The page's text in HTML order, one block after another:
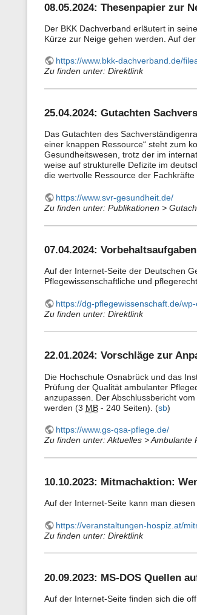
08.05.2024: Thesenpapier zur
Der BKK Dachverband erläutert in
Kürze zur Neige gehen werden. Auf
https://www.bkk-dachverband.de/
Zu finden unter: Direktlink
25.04.2024: Gutachten
Das Gutachten des
einer knappen Ressource“ steht zum
Gesundheitswesen, trotz der im
weise auf strukturelle Defizite im
die wertvolle Ressource der
https://www.svr-gesundheit.de/
Zu finden unter: Publikationen >
07.04.2024:
Auf der Internet-Seite der Deutschen
Pflegewissenschaftliche und
https://dg-pflegewissenschaft.de/
Zu finden unter: Direktlink
22.01.2024: Vorschläge zur
Die Hochschule Osnabrück und das
Prüfung der Qualität ambulanter
anzupassen. Der Abschlussbericht
werden (3 MB- 240 Seiten). (sb)
https://www.gs-qsa-pflege.de/
Zu finden unter: Aktuelles > Ambulante
10.10.2023: Mitmachaktion:
Auf der Internet-Seite kann man
https://veranstaltungen-hospiz.at/
Zu finden unter: Direktlink
20.09.2023: MS-DOS Quellen
Auf der Internet-Seite finden sich die